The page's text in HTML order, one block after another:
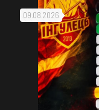
09.08.2026